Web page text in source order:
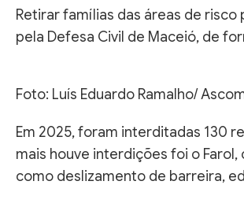
Retirar famílias das áreas de
pela Defesa Civil de Maceió, de
Foto: Luís Eduardo Ramalho/
Em 2025, foram interditadas 130
mais houve interdições foi o
como deslizamento de barreira,